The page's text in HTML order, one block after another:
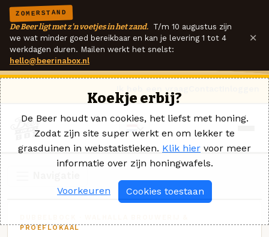
ZOMERSTAND
De Beer ligt met z'n voetjes in het zand. T/m 10 augustus zijn
we wat minder goed bereikbaar en kan je levering 1 tot 4
werkdagen duren. Mailen werkt het snelst:
hello@beerinabox.nl
×
PROEFLOKAAL
Koekje erbij?
De Beer houdt van cookies, het liefst met honing.
Zodat zijn site super werkt en om lekker te
grasduinen in webstatistieken. Klik hier voor meer
informatie over zijn honingwafels.
Voorkeuren Cookies toestaan